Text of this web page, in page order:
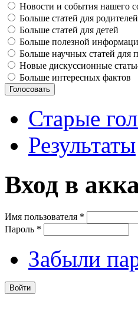
Новости и события нашего
Больше статей для родителей
Больше статей для детей
Больше полезной
Больше научных статей для
Новые дискуссионные
Больше интересных фактов
Старые
Результаты
Вход в
Имя пользователя *
Пароль *
Забыли